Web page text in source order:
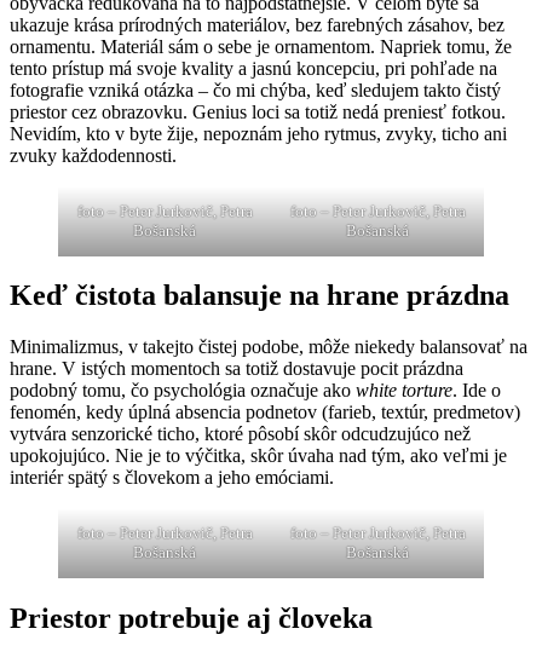
ukazuje krása prírodných materiálov, bez farebných zásahov, bez
ornamentu. Materiál sám o sebe je ornamentom. Napriek tomu, že
tento prístup má svoje kvality a jasnú koncepciu, pri pohľade na
fotografie vzniká otázka – čo mi chýba, keď sledujem takto čistý
priestor cez obrazovku. Genius loci sa totiž nedá preniesť fotkou.
Nevidím, kto v byte žije, nepoznám jeho rytmus, zvyky, ticho ani
zvuky každodennosti.
foto – Peter Jurkovič, Petra
Bošanská
foto – Peter Jurkovič, Petra
Bošanská
Keď čistota balansuje na hrane prázdna
Minimalizmus, v takejto čistej podobe, môže niekedy balansovať na
hrane. V istých momentoch sa totiž dostavuje pocit prázdna
podobný tomu, čo psychológia označuje ako white torture. Ide o
fenomén, kedy úplná absencia podnetov (farieb, textúr, predmetov)
vytvára senzorické ticho, ktoré pôsobí skôr odcudzujúco než
upokojujúco. Nie je to výčitka, skôr úvaha nad tým, ako veľmi je
interiér spätý s človekom a jeho emóciami.
foto – Peter Jurkovič, Petra
Bošanská
foto – Peter Jurkovič, Petra
Bošanská
Priestor potrebuje aj človeka